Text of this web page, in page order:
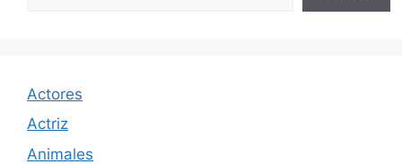
Actores
Actriz
Animales